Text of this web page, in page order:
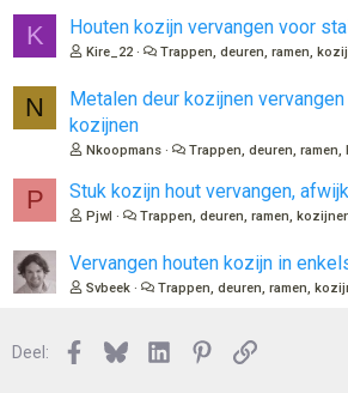
K Houten kozijn vervangen voor
Kire_22 Trappen, deuren, ramen,
N
Metalen deur kozijnen
kozijnen
Nkoopmans Trappen, deuren,
P Stuk kozijn hout vervangen,
Pjwl Trappen, deuren, ramen,
Vervangen houten kozijn in
Svbeek Trappen, deuren, ramen,
Deel: Facebook
BlueskyLinkedInPinterest
Link